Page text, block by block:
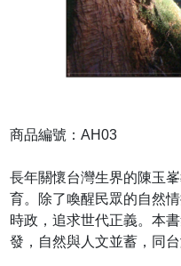
商品編號：AH03
長年關懷台灣生界的陳玉
育。除了喚醒民眾的自然
時政，追求世代正義。本
發，自然與人文並蓄，同